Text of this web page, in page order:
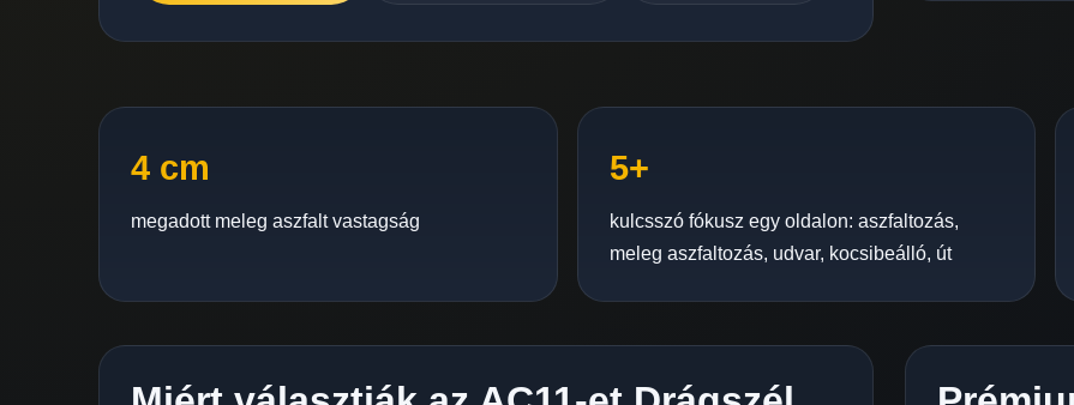
4 cm
megadott meleg aszfalt vastagság
5+
kulcsszó fókusz egy oldalon: aszfaltozás,
meleg aszfaltozás, udvar, kocsibeálló, út